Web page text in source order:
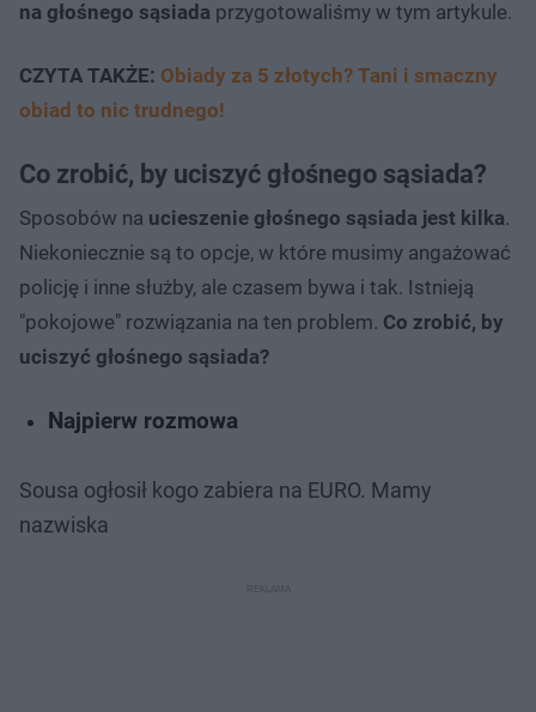
na głośnego sąsiada przygotowaliśmy w tym artykule.
CZYTA TAKŻE: Obiady za 5 złotych? Tani i smaczny
obiad to nic trudnego!
Co zrobić, by uciszyć głośnego sąsiada?
Sposobów na ucieszenie głośnego sąsiada jest kilka.
Niekoniecznie są to opcje, w które musimy angażować
policję i inne służby, ale czasem bywa i tak. Istnieją
"pokojowe" rozwiązania na ten problem. Co zrobić, by
uciszyć głośnego sąsiada?
Najpierw rozmowa
Sousa ogłosił kogo zabiera na EURO. Mamy
nazwiska